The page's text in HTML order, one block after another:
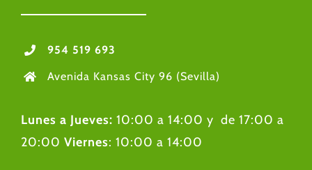
954 519 693
Avenida Kansas City 96 (Sevilla)
Lunes a Jueves: 10:00 a 14:00 y de 17:00 a
20:00 Viernes: 10:00 a 14:00